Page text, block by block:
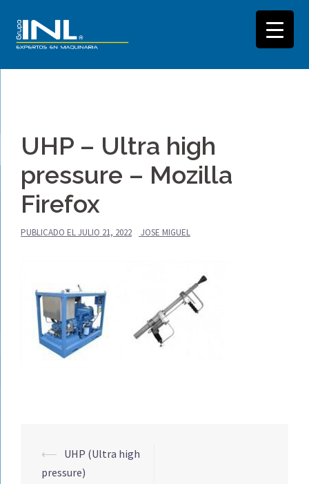
contenidoUHP – Ultra high
pressure – Mozilla
Firefox
PUBLICADO ELJULIO 21, 2022 JOSE MIGUEL
Navegación
de
⟵ UHP (Ultra high
pressure)